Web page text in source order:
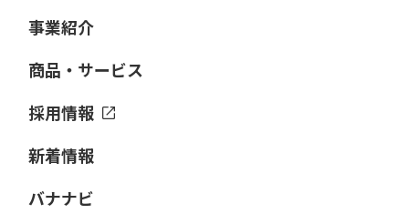
事業紹介
商品・サービス
採用情報
新着情報
バナナビ